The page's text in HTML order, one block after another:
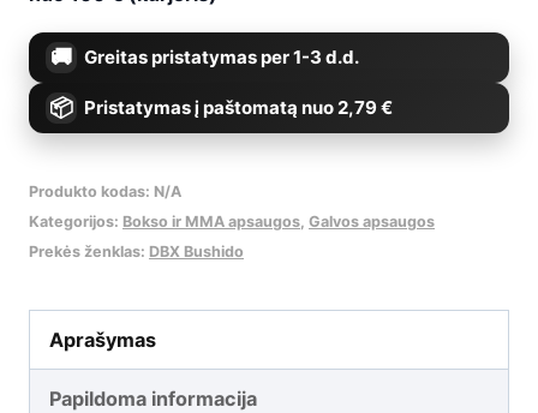
Black
Dragon
Greitas pristatymas per 1-3 d.d.
Pristatymas į paštomatą nuo 2,79 €
Produkto kodas: N/A
Kategorijos: Bokso ir MMA apsaugos, Galvos apsaugos
Prekės ženklas: DBX Bushido
Aprašymas
Papildoma informacija